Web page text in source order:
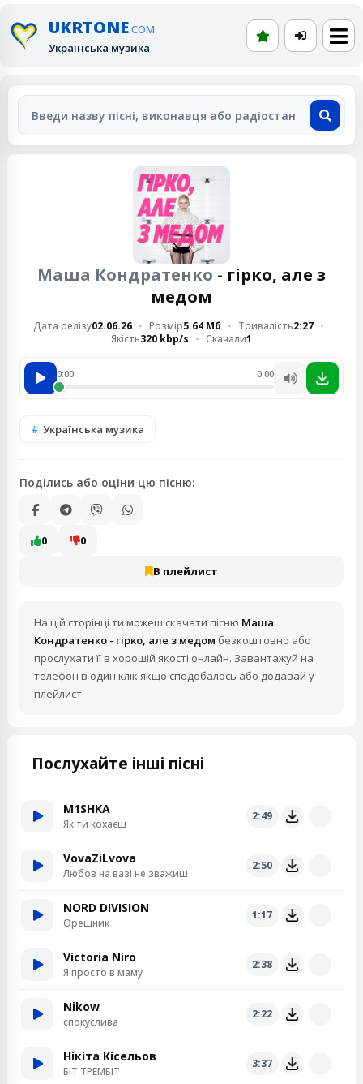
UKRTONE.COM
Українська музика
Маша Кондратенко - гірко, але з
медом
Дата релізу02.06.26 Розмір5.64 Мб Тривалість2:27
Якість320 kbp/s Скачали1
0:00 0:00
Українська музика
Поділись або оціни цю пісню:
0 0
В плейлист
На цій сторінці ти можеш скачати пісню Маша
Кондратенко - гірко, але з медом безкоштовно або
прослухати її в хорошій якості онлайн. Завантажуй на
телефон в один клік якщо сподобалось або додавай у
плейлист.
Послухайте інші пісні
M1SHKA
Як ти кохаєш
2:49
VovaZiLvova
Любов на вазі не зважиш
2:50
NORD DIVISION
Орешник
1:17
Victoria Niro
Я просто в маму
2:38
Nikow
спокуслива
2:22
Нікіта Кісельов
БІТ ТРЕМБІТ
3:37